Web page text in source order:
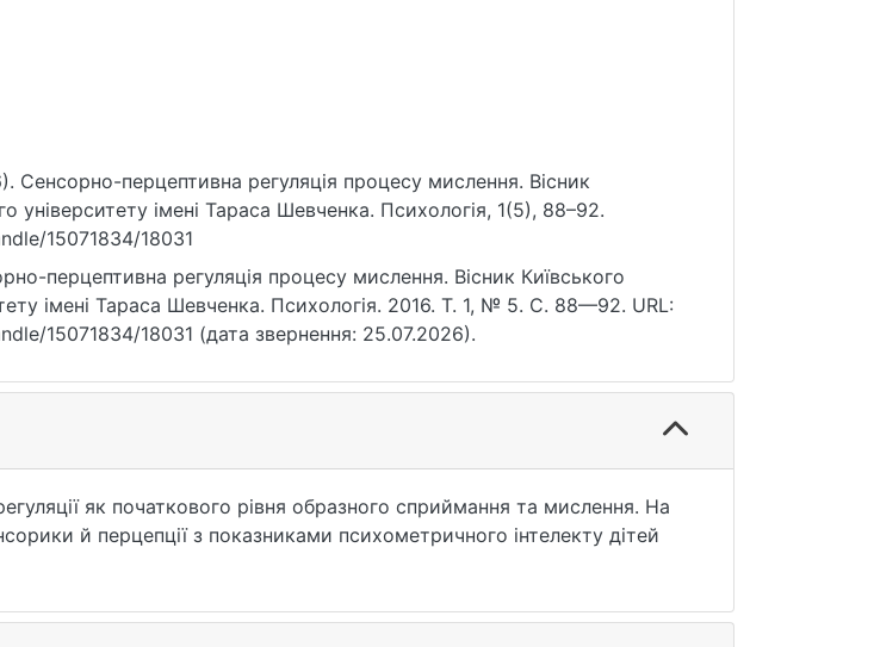
Сенсорно-перцептивна регуляція процесу мислення. Вісник
університету імені Тараса Шевченка. Психологія, 1(5), 88–92.
15071834/18031
перцептивна регуляція процесу мислення. Вісник Київського
імені Тараса Шевченка. Психологія. 2016. Т. 1, № 5. С. 88—92. URL:
15071834/18031 (дата звернення: 25.07.2026).
як початкового рівня образного сприймання та мислення. На
й перцепції з показниками психометричного інтелекту дітей